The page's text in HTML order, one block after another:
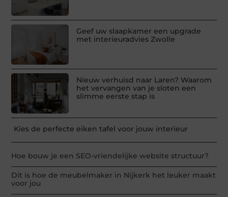
Geef uw slaapkamer een upgrade
met interieuradvies Zwolle
Nieuw verhuisd naar Laren? Waarom
het vervangen van je sloten een
slimme eerste stap is
Kies de perfecte eiken tafel voor jouw interieur
Hoe bouw je een SEO-vriendelijke website structuur?
Dit is hoe de meubelmaker in Nijkerk het leuker maakt
voor jou